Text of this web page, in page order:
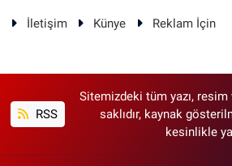
İletişim Künye Reklam İçin
RSS
Sitemizdeki tüm yazı, resim
saklıdır, kaynak
kesinlikle